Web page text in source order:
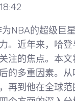
为NBA的超级巨
。近年来，哈
注的焦点。本文
的多重因素。
再到他在全球